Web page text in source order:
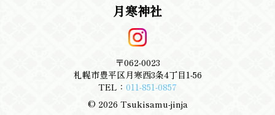
月寒神社
〒062-0023
札幌市豊平区月寒西3条4丁目1-56
TEL： 011-851-0857
© 2026 Tsukisamu-jinja